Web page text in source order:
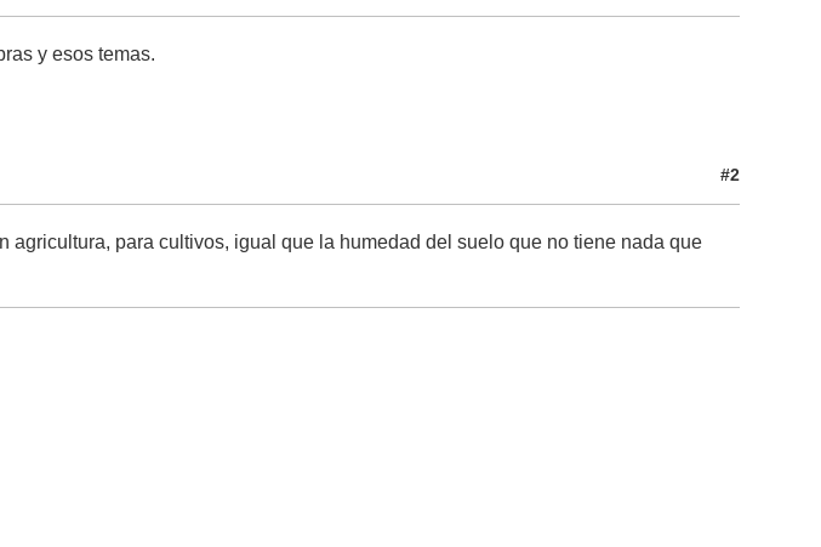
y esos temas.
#2
agricultura, para cultivos, igual que la humedad del suelo que no tiene nada que